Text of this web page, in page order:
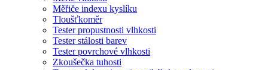
Měřiče indexu kyslíku
Tloušťkoměr
Tester propustnosti vlhkosti
Tester stálosti barev
Tester povrchové vlhkosti
Zkoušečka tuhosti